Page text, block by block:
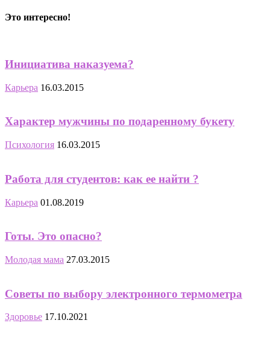
Это интересно!
Инициатива наказуема?
Карьера 16.03.2015
Характер мужчины по подаренному букету
Психология 16.03.2015
Работа для студентов: как ее найти ?
Карьера 01.08.2019
Готы. Это опасно?
Молодая мама 27.03.2015
Советы по выбору электронного термометра
Здоровье 17.10.2021